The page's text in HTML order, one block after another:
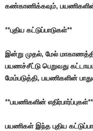
கண்காணிக்கவும், பயணிகளின்
**புதிய கட்டுப்பாடுகள்**
இன்று முதல், மேல்
பயணச்சீட்டு பெறுவது
மேம்படுத்தி, பயணிகளின்
**பயணிகளின் எதிர்பார்ப்புகள்**
பயணிகள் இந்த புதிய